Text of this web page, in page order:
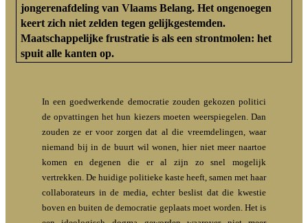
jongerenafdeling van Vlaams Belang. Het ongenoegen
keert zich niet zelden tegen gelijkgestemden.
Maatschappelijke frustratie is als een strontmolen: het
spuit alle kanten op.
In een goedwerkende democratie zouden gekozen politici
de opvattingen het hun kiezers moeten weerspiegelen. Dan
zouden ze er voor zorgen dat al die vreemdelingen, waar
niemand bij in de buurt wil wonen, hier niet meer naartoe
komen en degenen die er al zijn zo snel mogelijk
vertrekken. De huidige politieke kaste heeft, samen met haar
collaborateurs in de media, echter beslist dat die kwestie
boven en buiten de democratie geplaats moet worden. Het is